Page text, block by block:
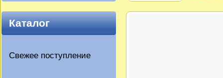
Каталог
Свежее поступление